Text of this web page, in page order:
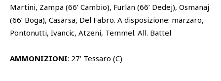
Martini, Zampa (66’ Cambio), Furlan (66’ Dedej), Osmanaj
(66’ Boga), Casarsa, Del Fabro. A disposizione: marzaro,
Pontonutti, Ivancic, Atzeni, Temmel. All. Battel
AMMONIZIONI: 27’ Tessaro (C)